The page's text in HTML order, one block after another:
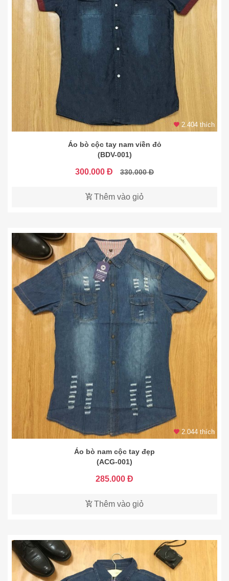
2.404 thích
Áo bò cộc tay nam viền đỏ
(BDV-001)
300.000 Đ 330.000 Đ
Thêm vào giỏ
2.044 thích
Áo bò nam cộc tay đẹp
(ACG-001)
285.000 Đ
Thêm vào giỏ